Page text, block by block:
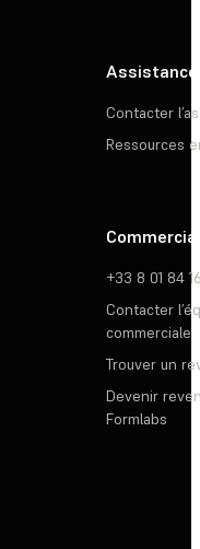
Assistance
Contacter
Ressources
Commercial
+33 8 01 84
Contacter
commerciale
Trouver un
Devenir
Formlabs